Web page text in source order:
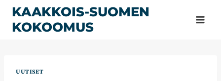
Siirry
sisältöön
KAAKKOIS-SUOMEN
KOKOOMUS
UUTISET